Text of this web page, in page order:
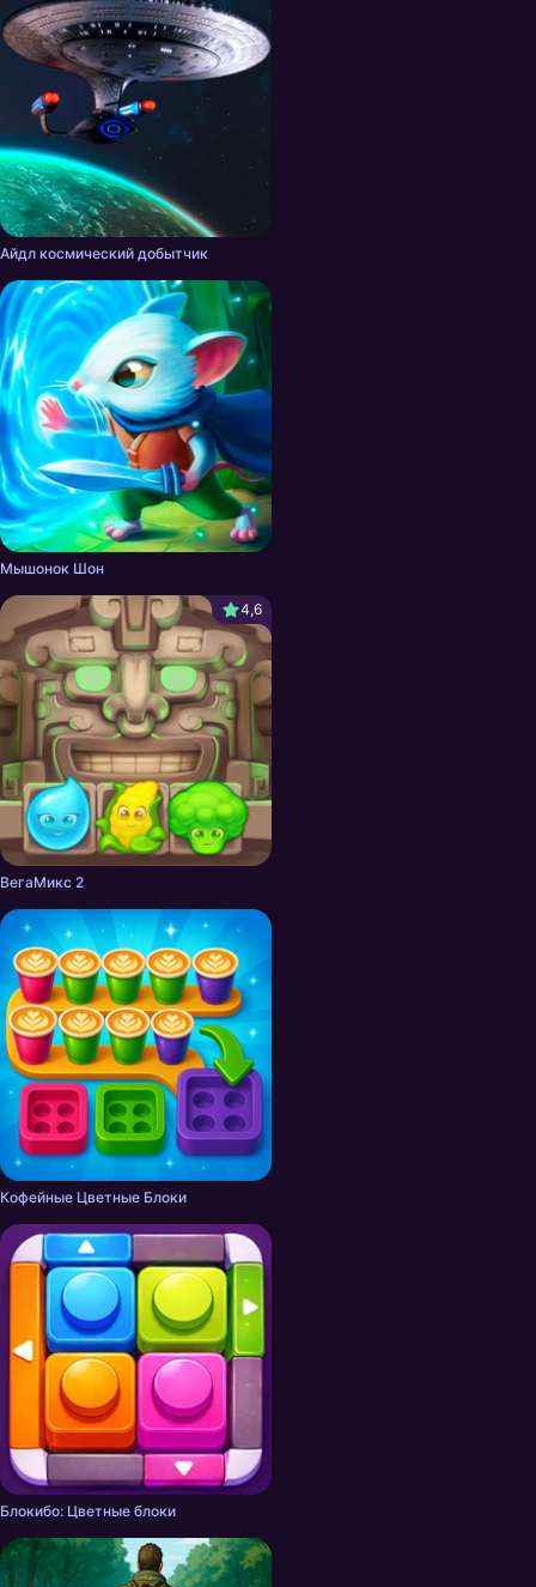
Айдл космический добытчик
Мышонок Шон
4,6
ВегаМикс 2
Кофейные Цветные Блоки
Блокибо: Цветные блоки